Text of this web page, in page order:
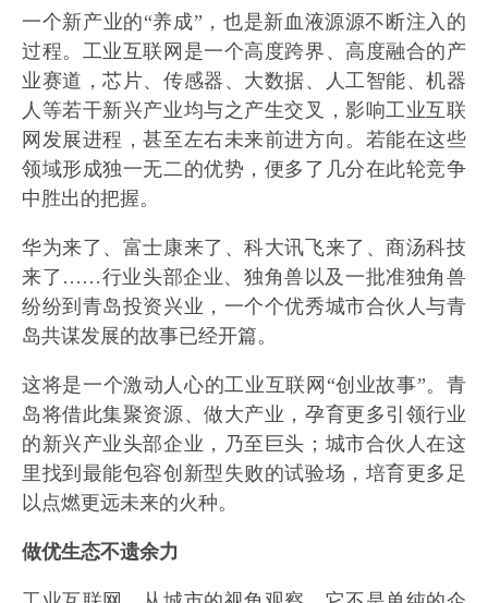
一个新产业的“养成”，也是新血液源源不断注入的
过程。工业互联网是一个高度跨界、高度融合的产
业赛道，芯片、传感器、大数据、人工智能、机器
人等若干新兴产业均与之产生交叉，影响工业互联
网发展进程，甚至左右未来前进方向。若能在这些
领域形成独一无二的优势，便多了几分在此轮竞争
中胜出的把握。
华为来了、富士康来了、科大讯飞来了、商汤科技
来了……行业头部企业、独角兽以及一批准独角兽
纷纷到青岛投资兴业，一个个优秀城市合伙人与青
岛共谋发展的故事已经开篇。
这将是一个激动人心的工业互联网“创业故事”。青
岛将借此集聚资源、做大产业，孕育更多引领行业
的新兴产业头部企业，乃至巨头；城市合伙人在这
里找到最能包容创新型失败的试验场，培育更多足
以点燃更远未来的火种。
做优生态不遗余力